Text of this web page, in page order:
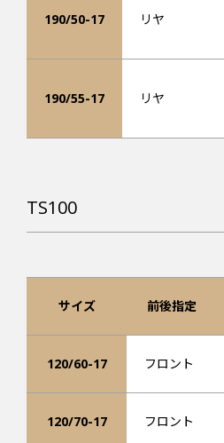
190/50-17 リヤ
190/55-17 リヤ
TS100
サイズ 前後指定
120/60-17 フロント
120/70-17 フロント